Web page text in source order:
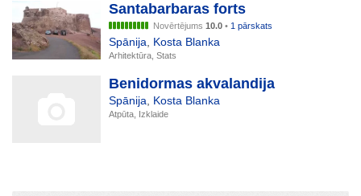
Santabarbaras forts
Novērtējums 10.0 • 1 pārskats
Spānija Kosta Blanka
Arhitektūra, Stats
Benidormas akvalandija
Spānija, Kosta Blanka
Atpūta, Izklaide